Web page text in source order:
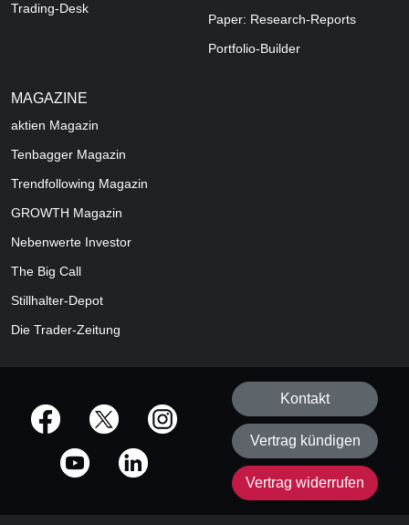
Trading-Desk
Paper: Research-Reports
Portfolio-Builder
MAGAZINE
aktien Magazin
Tenbagger Magazin
Trendfollowing Magazin
GROWTH Magazin
Nebenwerte Investor
The Big Call
Stillhalter-Depot
Die Trader-Zeitung
offizielle Social Media-Accounts
Kontakt
Vertrag kündigen
Vertrag widerrufen